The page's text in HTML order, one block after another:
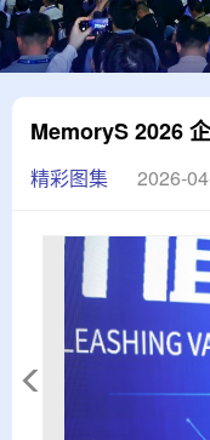
MemoryS 2026
精彩图集 2026-